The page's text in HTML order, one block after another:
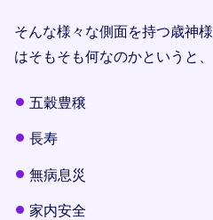
そんな様々な側面を持つ歳神
はそもそも何なのかというと、
五穀豊穣
長寿
無病息災
家内安全